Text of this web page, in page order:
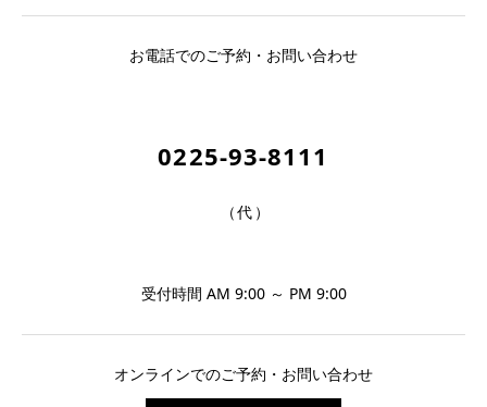
お電話でのご予約・お問い合わせ
0225-93-8111
（代）
受付時間 AM 9:00 ～ PM 9:00
オンラインでのご予約・お問い合わせ